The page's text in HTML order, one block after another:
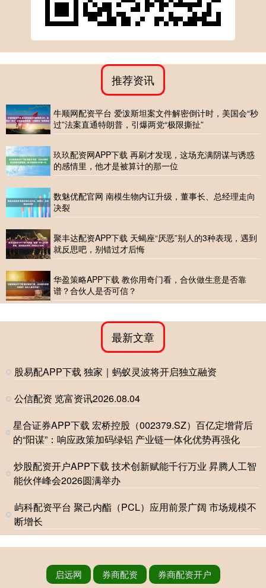
推荐资讯
牛顺网配资平台 爱泼斯坦案文件解密倒计时，美国会“秒
过”法案直通特朗普，引爆两党“极限撕扯”
玖玖配资网APP下载 再刷才发现，这场充满阴谋与诱惑
的感情里，他才是被算计的那一位
数魅优配官网 南模生物内讧升级，董事长、总经理走向
决裂
聚丰达配资APP下载 天蝎座“厌恶”别人的3种表现，遇到
就反思吧，别错过才后悔
华盈策略APP下载 教你用奇门看，合伙做生意是否靠
谱？合伙人是否可信？
最新文章
股易配APP下载 独家｜蚂蚁灵波将开启独立融资
公信配资 览富资讯2026.08.04
星合证券APP下载 宏桥控股（002379.SZ）百亿定增背后
的“阳谋”：响应政策加码绿铝 产业链一体化优势再强化
炒股配资开户APP下载 技术创新赋能千行万业 昇腾人工智
能伙伴峰会2026圆满举办
屿科配资平台 聚己内酯（PCL）应用前景广阔 市场规模不
断增长
启远网 券商配资 券商配资开户